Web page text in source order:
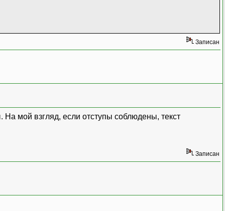
Записан
мой взгляд, если отступы соблюдены, текст
Записан